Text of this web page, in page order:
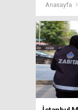
Anasayfa